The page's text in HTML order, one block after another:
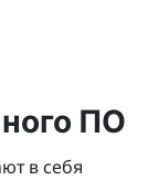
ПО
в себя